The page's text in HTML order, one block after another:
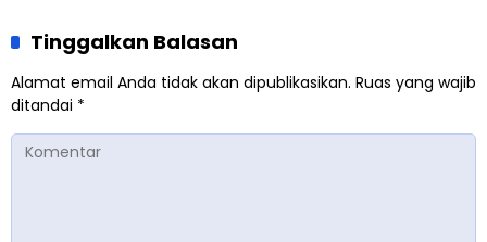
Tinggalkan Balasan
Alamat email Anda tidak akan dipublikasikan. Ruas yang wajib
ditandai *